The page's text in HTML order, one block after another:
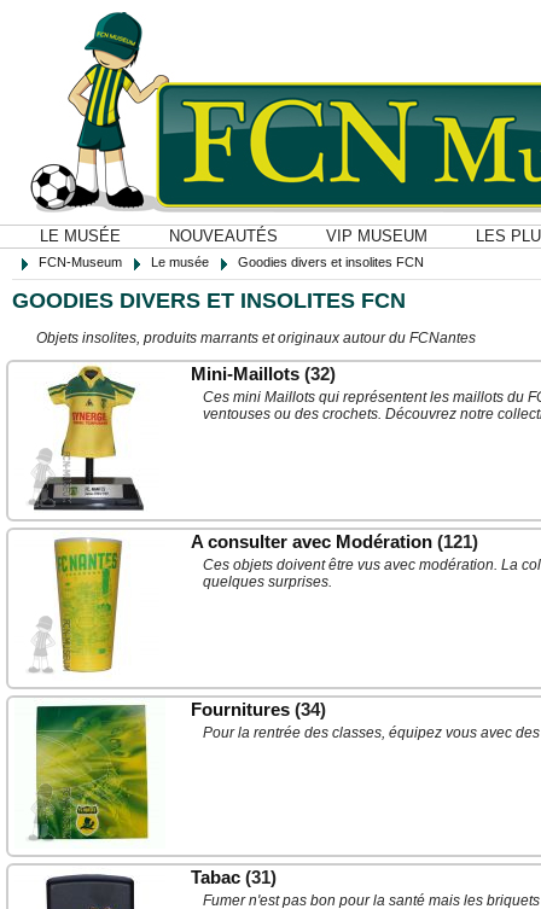
LE MUSÉE NOUVEAUTÉS VIP MUSEUM LES
FCN-Museum Le musée Goodies divers et insolites FCN
GOODIES DIVERS ET INSOLITES FCN
Objets insolites, produits marrants et originaux autour du FCNantes
Mini-Maillots (32)
Ces mini Maillots qui représentent les maillots du
ventouses ou des crochets. Découvrez notre
A consulter avec Modération (121)
Ces objets doivent être vus avec modération. La
quelques surprises.
Fournitures (34)
Pour la rentrée des classes, équipez vous avec
Tabac (31)
Fumer n'est pas bon pour la santé mais les